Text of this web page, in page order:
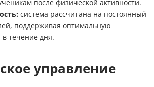
после физической активности.
система рассчитана на постоянный
поддерживая оптимальную
течение дня.
управление